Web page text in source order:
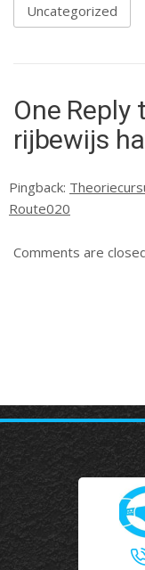
Uncategorized
One Reply
rijbewijs
Pingback:
Route020
Comments are